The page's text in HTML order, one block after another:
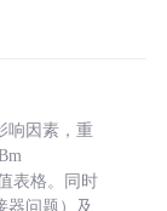
响因素，重
表格。同时
器问题）及